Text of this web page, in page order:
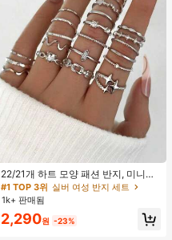
22/21개 하트 모양 패션 반지, 미니멀
리스트 크리스탈 임베디드 보헤미안
기하학 반지 세트, 발렌타인데이, 어머
니날 선물
#1 TOP 3위
실버 여성 반지 세트
거의 매진!
#1 TOP 3위 실버 여성 반지 세트
거의 매진!
#1 TOP 3위 실버 여성 반지 세트
거의 매진!
거의 매진!
1k+ 판매됨
2,290원 -23%